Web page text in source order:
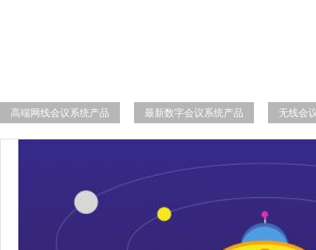
高端网线会议系统产品 最新数字会议系统产品 无线会